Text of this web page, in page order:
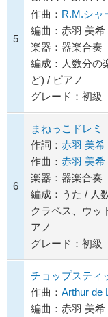
5
作曲： R.M.シャ
編曲：赤羽 美希
楽器：器楽合奏
編成：人数分の
ど) / ピアノ
グレード：初級
6
まねっこドレミ
作詞： 赤羽 美希
作曲： 赤羽 美希
楽器：器楽合奏
編成：うた / 人
クラベス、ウッ
アノ
グレード：初級
チョップスティ
作曲： Arthur de
編曲：赤羽 美希